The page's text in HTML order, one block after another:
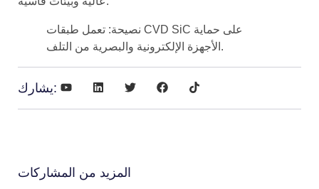
نصيحة: تعمل طبقات CVD SiC على حماية
الأجهزة الإلكترونية والبصرية من التلف.
يشارك:
المزيد من المشاركات